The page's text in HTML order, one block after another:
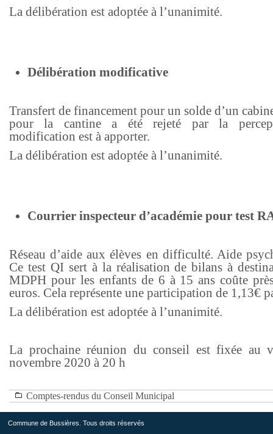
La délibération est adoptée à l’unanimité.
Délibération modificative
Transfert de financement pour un solde d’un
pour la cantine a été rejeté par la
modification est à apporter.
La délibération est adoptée à l’unanimité.
Courrier inspecteur d’académie pour test
Réseau d’aide aux élèves en difficulté. Aide
Ce test QI sert à la réalisation de bilans à
MDPH pour les enfants de 6 à 15 ans coûte
euros. Cela représente une participation de 1,13€
La délibération est adoptée à l’unanimité.
La prochaine réunion du conseil est fixée au
novembre 2020 à 20 h
Comptes-rendus du Conseil Municipal
Commune de Bussières. Tous droits réservés